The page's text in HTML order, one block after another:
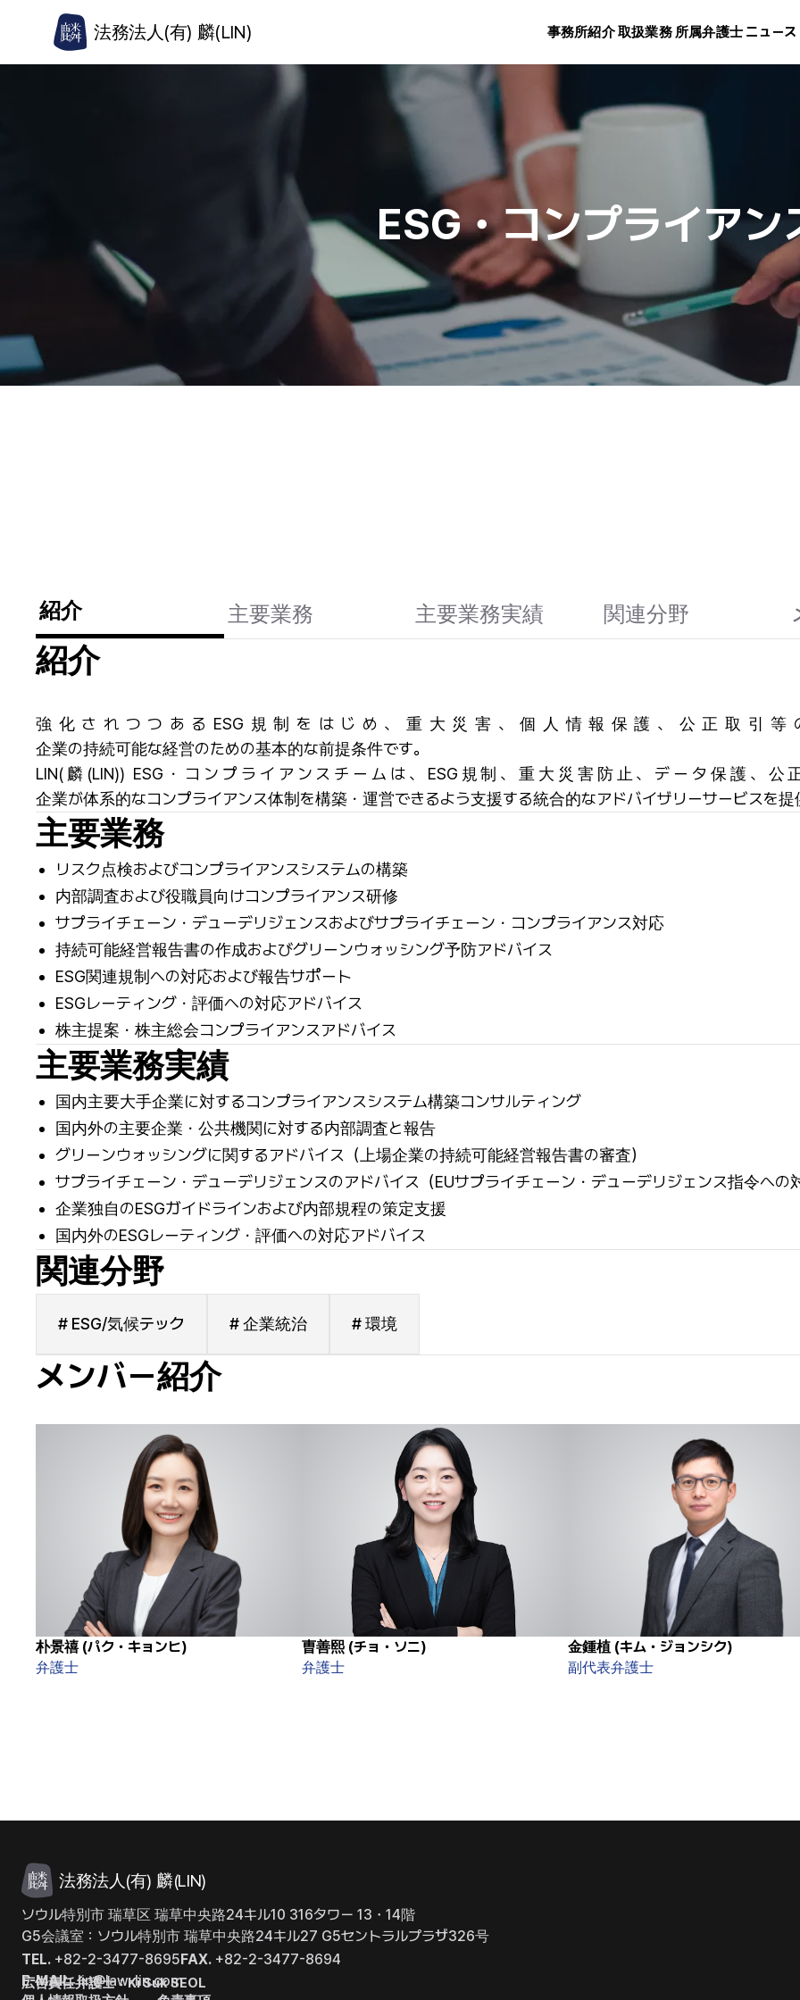
法務法人(有) 麟(LIN) 事務所紹介取扱業務 所属弁護士 ニュース
ESG・コンプライアン
紹介 主要業務 主要業務実績 関連分野
紹介
強化されつつあるESG規制をはじめ、重大災害、個人情報保護、公正取引
企業の持続可能な経営のための基本的な前提条件です。
LIN(麟(LIN)) ESG・コンプライアンスチームは、ESG規制、重大災害防止、データ保護、
企業が体系的なコンプライアンス体制を構築・運営できるよう支援する統合的なアドバイザリーサービスを提
主要業務
リスク点検およびコンプライアンスシステムの構築
内部調査および役職員向けコンプライアンス研修
サプライチェーン・デューデリジェンスおよびサプライチェーン・コンプライアンス対応
持続可能経営報告書の作成およびグリーンウォッシング予防アドバイス
ESG関連規制への対応および報告サポート
ESGレーティング・評価への対応アドバイス
株主提案・株主総会コンプライアンスアドバイス
主要業務実績
国内主要大手企業に対するコンプライアンスシステム構築コンサルティング
国内外の主要企業・公共機関に対する内部調査と報告
グリーンウォッシングに関するアドバイス（上場企業の持続可能経営報告書の審査）
サプライチェーン・デューデリジェンスのアドバイス（EUサプライチェーン・デューデリジェンス指令への
企業独自のESGガイドラインおよび内部規程の策定支援
国内外のESGレーティング・評価への対応アドバイス
関連分野
# ESG/気候テック # 企業統治 # 環境
メンバー紹介
朴景禧 (パク・キョンヒ)
弁護士
曺善熙 (チョ・ソニ)
弁護士
金鍾植 (キム・ジョンシク)
副代表弁護士
法務法人(有) 麟(LIN)
ソウル特別市 瑞草区 瑞草中央路24キル10 316タワー 13・14階
G5会議室：ソウル特別市 瑞草中央路24キル27 G5セントラルプラザ326号
TEL. +82-2-3477-8695 FAX. +82-2-3477-8694
E-MAIL.lin@law-lin.com
広告責任弁護士：Ki Suk SEOL